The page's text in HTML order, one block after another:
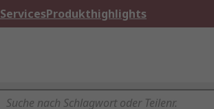
ServicesProdukthighlights